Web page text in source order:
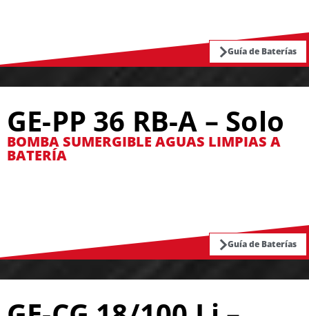
Guía de Baterías
GE-PP 36 RB-A – Solo
BOMBA SUMERGIBLE AGUAS LIMPIAS A
BATERÍA
Guía de Baterías